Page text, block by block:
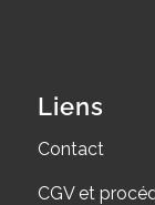
Liens
Contact
CGV et